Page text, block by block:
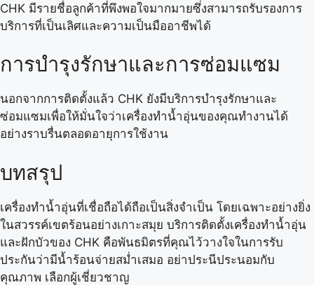
CHK มีรายชื่อลูกค้าที่พึงพอใจมากมายซึ่งสามารถรับรองการ
บริการที่เป็นเลิศและความเป็นมืออาชีพได้
การบำรุงรักษาและการซ่อมแซม
นอกจากการติดตั้งแล้ว CHK ยังมีบริการบำรุงรักษาและ
ซ่อมแซมเพื่อให้มั่นใจว่าเครื่องทำน้ำอุ่นของคุณทำงานได้
อย่างราบรื่นตลอดอายุการใช้งาน
บทสรุป
เครื่องทำน้ำอุ่นที่เชื่อถือได้ถือเป็นสิ่งจำเป็น โดยเฉพาะอย่างยิ่ง
ในสวรรค์เขตร้อนอย่างเกาะสมุย บริการติดตั้งเครื่องทำน้ำอุ่น
และฝักบัวของ CHK คือพันธมิตรที่คุณไว้วางใจในการรับ
ประกันว่ามีน้ำร้อนจ่ายสม่ำเสมอ อย่าประนีประนอมกับ
คุณภาพ เลือกผู้เชี่ยวชาญ